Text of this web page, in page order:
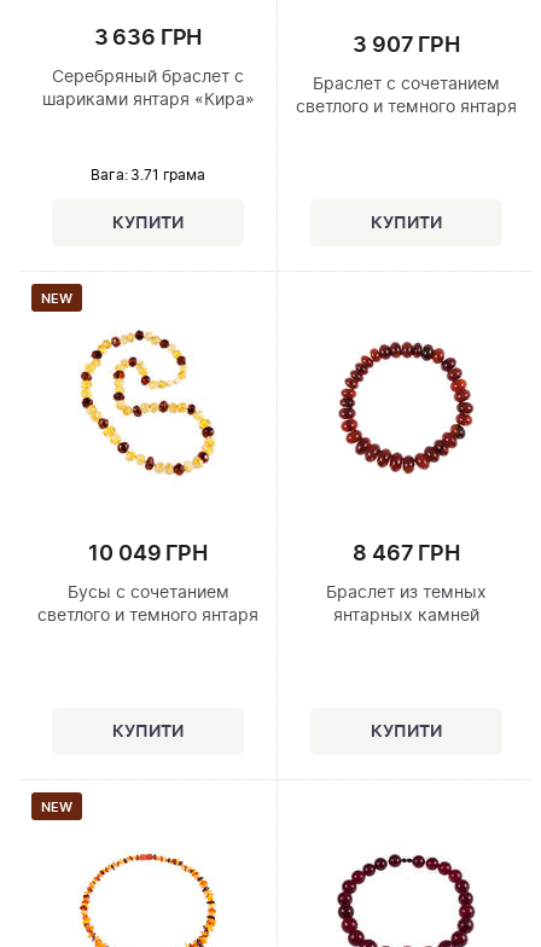
3 636 ГРН
Серебряный браслет с
шариками янтаря «Кира»
Вага: 3.71 грама
3 907 ГРН
Браслет с сочетанием
светлого и темного янтаря
NEW
10 049 ГРН
Бусы с сочетанием
светлого и темного янтаря
8 467 ГРН
Браслет из темных
янтарных камней
NEW